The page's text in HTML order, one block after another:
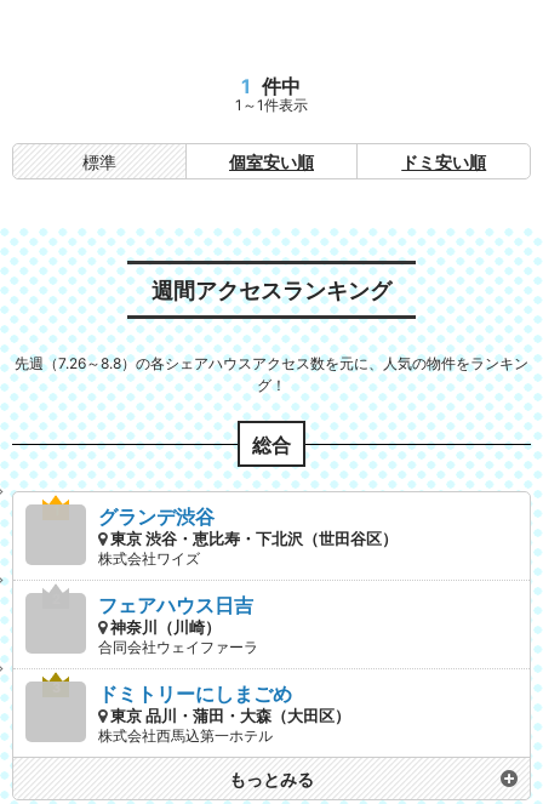
1 件中
1～1件表示
標準 個室安い順 ドミ安い順
週間アクセスランキング
先週（7.26～8.8）の各シェアハウスアクセス数を元に、人気の物件をランキン
グ！
総合
グランデ渋谷
東京 渋谷・恵比寿・下北沢（世田谷区）
株式会社ワイズ
フェアハウス日吉
神奈川（川崎）
合同会社ウェイファーラ
ドミトリーにしまごめ
東京 品川・蒲田・大森（大田区）
株式会社西馬込第一ホテル
もっとみる